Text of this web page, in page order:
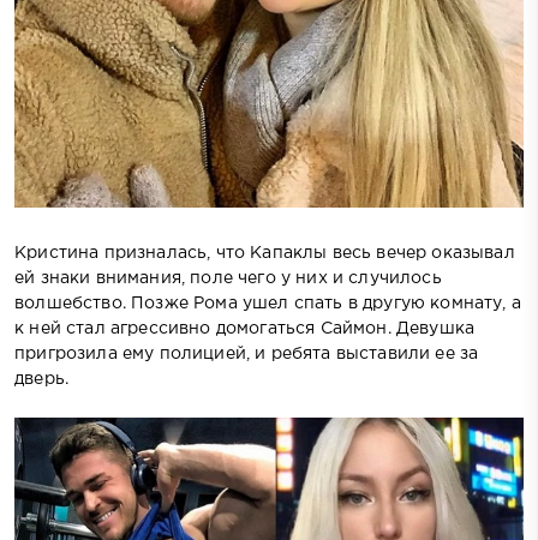
Кристина призналась, что Капаклы весь вечер оказывал
ей знаки внимания, поле чего у них и случилось
волшебство. Позже Рома ушел спать в другую комнату, а
к ней стал агрессивно домогаться Саймон. Девушка
пригрозила ему полицией, и ребята выставили ее за
дверь.